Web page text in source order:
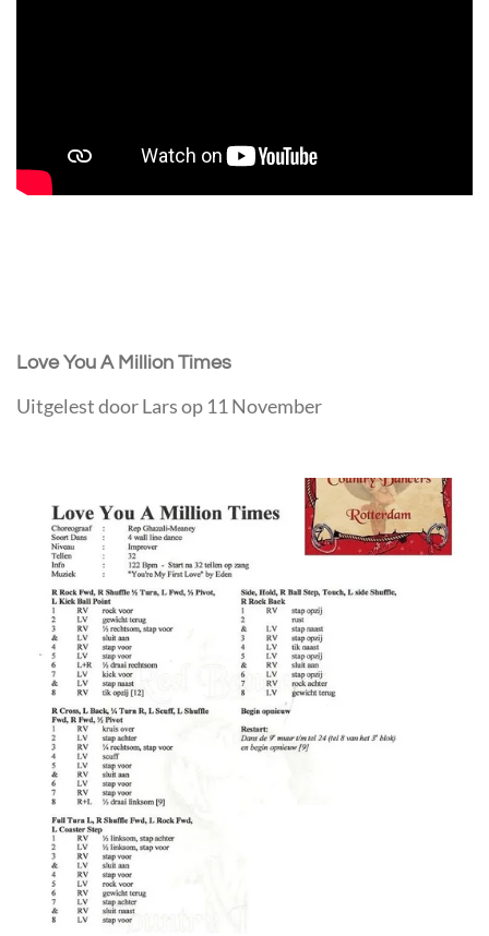
Love You A Million Times
Uitgelest door Lars op 11 November